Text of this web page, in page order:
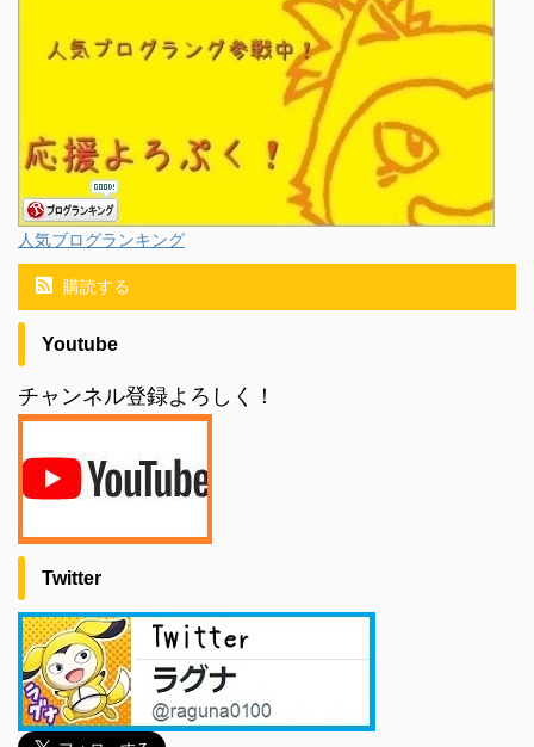
人気ブログランキング
購読する
Youtube
チャンネル登録よろしく！
Twitter